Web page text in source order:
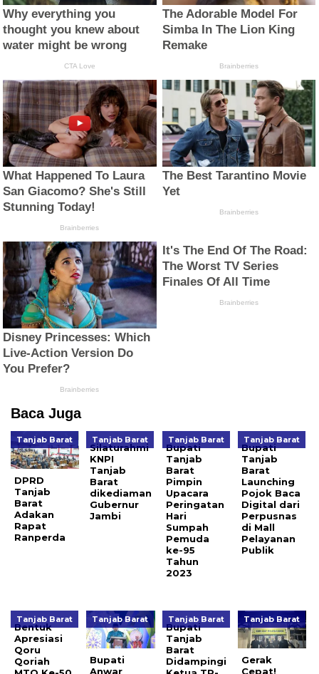
Baca Juga
Tanjab Barat
DPRD
Tanjab
Barat
Adakan
Rapat
Ranperda
Tanjab Barat
Silaturahmi
KNPI
Tanjab
Barat
dikediaman
Gubernur
Jambi
Tanjab Barat
Bupati
Tanjab
Barat
Pimpin
Upacara
Peringatan
Hari
Sumpah
Pemuda
ke-95
Tahun
2023
Tanjab Barat
Bupati
Tanjab
Barat
Launching
Pojok Baca
Digital dari
Perpusnas
di Mall
Pelayanan
Publik
Tanjab Barat
Bentuk
Apresiasi
Qoru
Qoriah
Tanjab Barat
Bupati
Anwar
Tanjab Barat
Bupati
Tanjab
Barat
Didampingi
Tanjab Barat
Gerak
Cepat!